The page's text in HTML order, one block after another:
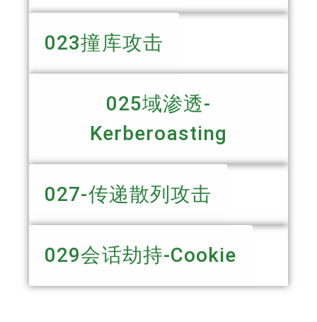
023撞库攻击
025域渗透-
Kerberoasting
027-传递散列攻击
029会话劫持-Cookie